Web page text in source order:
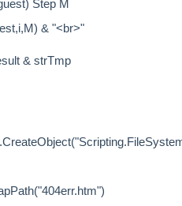
Step M
& "<br>"
& strTmp
"404err.htm")